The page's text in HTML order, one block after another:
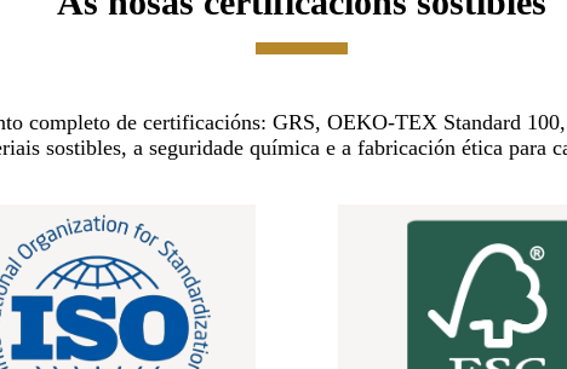
completo de certificacións: GRS, OEKO-TEX Standard
sostibles, a seguridade química e a fabricación ética para